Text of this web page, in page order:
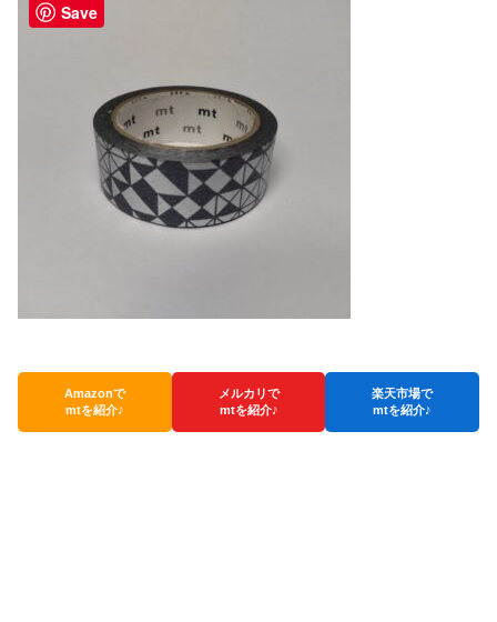
Amazonで
mtを紹介♪
メルカリで
mtを紹介♪
楽天市場で
mtを紹介♪
Save